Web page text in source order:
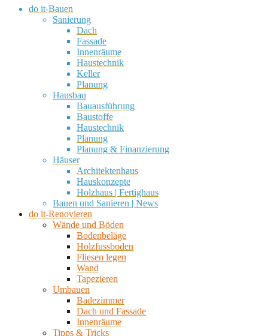
do it-Bauen
Sanierung
Dach
Fassade
Innenräume
Haustechnik
Keller
Planung
Hausbau
Bauausführung
Baustoffe
Haustechnik
Planung
Planung & Finanzierung
Häuser
Architektenhaus
Hauskonzepte
Holzhaus | Fertighaus
Bauen und Sanieren | News
do it-Renovieren
Wände und Böden
Bodenbeläge
Holzfussboden
Fliesen legen
Wand
Tapezieren
Umbauen
Badezimmer
Dach und Fassade
Innenräume
Tipps & Tricks